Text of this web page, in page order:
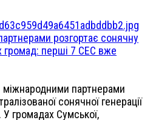
розгортає сонячну
громад: перші 7 СЕС вже
міжнародними партнерами
сонячної генерації
громадах Сумської,